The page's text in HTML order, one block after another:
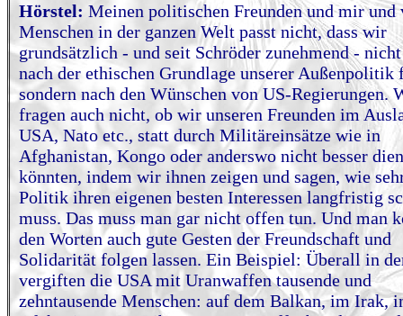
Hörstel: Meinen politischen Freunden und mir und
Menschen in der ganzen Welt passt nicht, dass wir
grundsätzlich - und seit Schröder zunehmend -
nach der ethischen Grundlage unserer Außenpolitik
sondern nach den Wünschen von US-Regierungen.
fragen auch nicht, ob wir unseren Freunden im
USA, Nato etc., statt durch Militäreinsätze wie in
Afghanistan, Kongo oder anderswo nicht besser
könnten, indem wir ihnen zeigen und sagen, wie
Politik ihren eigenen besten Interessen langfristig
muss. Das muss man gar nicht offen tun. Und man
den Worten auch gute Gesten der Freundschaft und
Solidarität folgen lassen. Ein Beispiel: Überall in
vergiften die USA mit Uranwaffen tausende und
zehntausende Menschen: auf dem Balkan, im Irak,